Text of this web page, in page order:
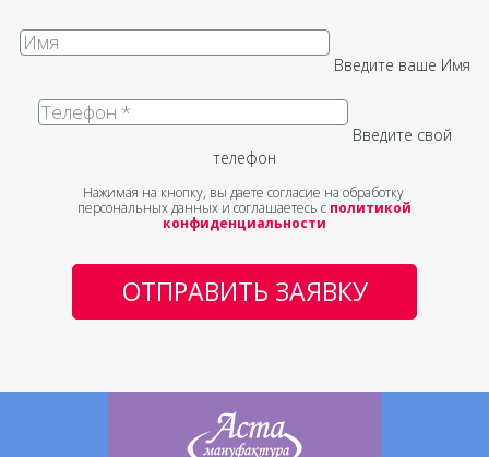
Введите ваше Имя
Введите свой
телефон
Нажимая на кнопку, вы даете согласие на обработку
персональных данных и соглашаетесь с политикой
конфиденциальности
ОТПРАВИТЬ ЗАЯВКУ